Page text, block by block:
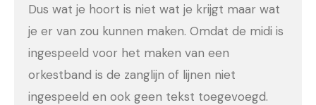
Dus wat je hoort is niet wat je krijgt maar wat
je er van zou kunnen maken. Omdat de midi is
ingespeeld voor het maken van een
orkestband is de zanglijn of lijnen niet
ingespeeld en ook geen tekst toegevoegd.